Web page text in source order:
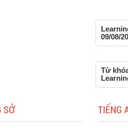
09/08/
Từ
SỞ TIẾNG